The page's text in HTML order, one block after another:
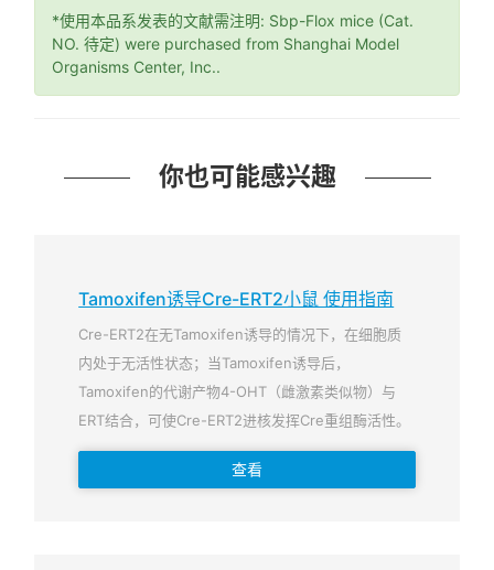
*使用本品系发表的文献需注明: Sbp-Flox mice (Cat.
NO. 待定) were purchased from Shanghai Model
Organisms Center, Inc..
你也可能感兴趣
Tamoxifen诱导Cre-ERT2小鼠 使用指南
Cre-ERT2在无Tamoxifen诱导的情况下，在细胞质
内处于无活性状态；当Tamoxifen诱导后，
Tamoxifen的代谢产物4-OHT（雌激素类似物）与
ERT结合，可使Cre-ERT2进核发挥Cre重组酶活性。
查看